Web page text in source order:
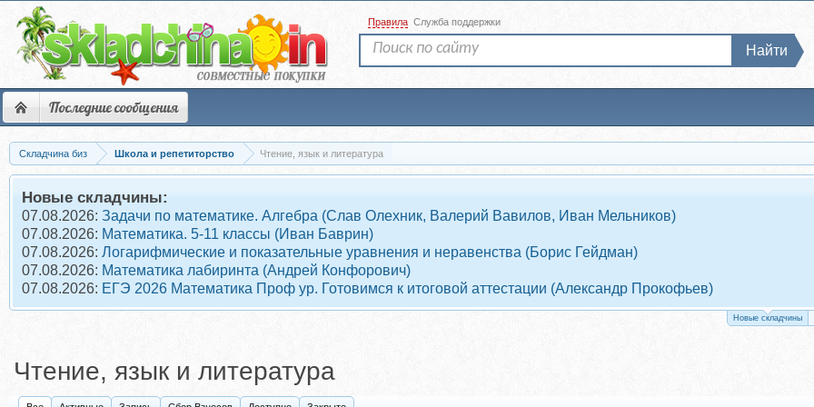
Последние сообщения
Правила Служба поддержки
Найти
Складчина биз Школа и репетиторство Чтение, язык и литература
Новые складчины:
07.08.2026: Задачи по математике. Алгебра (Слав Олехник, Валерий Вавилов, Иван Мельников)
07.08.2026: Математика. 5-11 классы (Иван Баврин)
07.08.2026: Логарифмические и показательные уравнения и неравенства (Борис Гейдман)
07.08.2026: Математика лабиринта (Андрей Конфорович)
07.08.2026: ЕГЭ 2026 Математика Проф ур. Готовимся к итоговой аттестации (Александр Прокофьев)
Новые складчины
Чтение, язык и литература